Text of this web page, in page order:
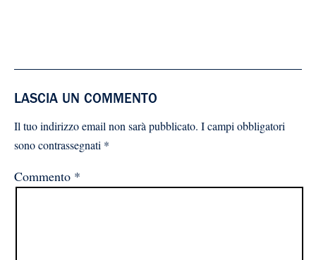
LASCIA UN COMMENTO
Il tuo indirizzo email non sarà pubblicato. I campi obbligatori
sono contrassegnati *
Commento *